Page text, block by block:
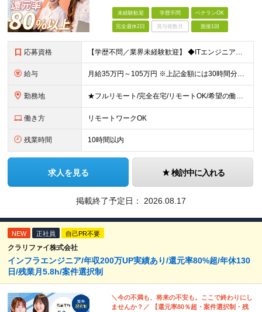
未経験歓迎 学歴不問 ベテランOK
完全週休2日 賞与複数月 面接1回
応募資格 【学歴不問／業界未経験歓迎】 ◆ITエンジニアとしての実務経験がある方 （開発・インフラ・テスト・ヘルプデスクなどジャンル不問） ※ブランクがある方、独学から実務経験をお持ちの方も大歓迎。 ※使用言
給与 月給35万円～105万円 ※上記金額には30時間分・6万6000円～19.9万円の固定残業代が含まれています。 固定残業代を超える勤務が発生した場合は、追加支給いたします。 ※試用期間3ヶ月あり。期間
勤務地 ★フルリモート/完全在宅/リモートOK/希望の働き方が叶う ◆ご自身のご希望や居住地を考慮し、決定します。 ◆転居を伴う転勤はありません。 全国各地のプロジェクト先での勤務となります。 【東京本
働き方 リモートワークOK
残業時間 10時間以内
求人を見る 検討中に入れる
掲載終了予定日： 2026.08.17
NEW 正社員 自己PR不要
クラリファイ株式会社
インフラエンジニア/年収200万UP実績あり/還元率80%超/年休130
日/残業月5.8h/案件選択制
＼今の不満も、将来の不安も。ここで終わりにし
ませんか？／ 【還元率80％超・案件選択制・残